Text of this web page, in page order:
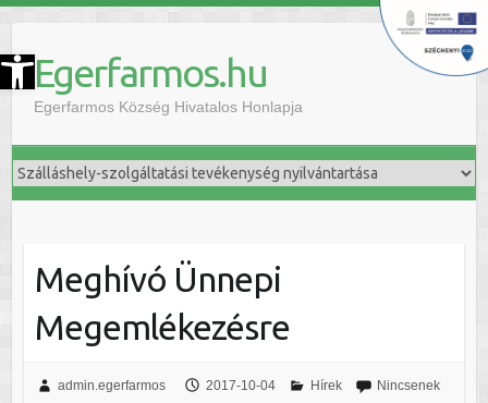
Eszköztár megnyitása Egerfarmos.hu
Egerfarmos Község Hivatalos Honlapja
Meghívó Ünnepi
Megemlékezésre
admin.egerfarmos 2017-10-04 Hírek
Nincsenek